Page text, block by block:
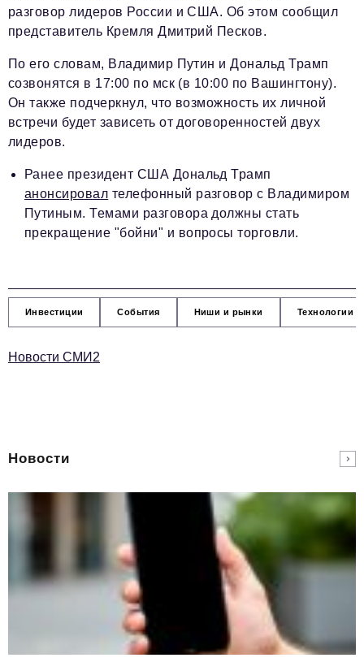
разговор лидеров России и США. Об этом сообщил
представитель Кремля Дмитрий Песков.
По его словам, Владимир Путин и Дональд Трамп
созвонятся в 17:00 по мск (в 10:00 по Вашингтону).
Он также подчеркнул, что возможность их личной
встречи будет зависеть от договоренностей двух
лидеров.
Ранее президент США Дональд Трамп
анонсировал телефонный разговор с Владимиром
Путиным. Темами разговора должны стать
прекращение "бойни" и вопросы торговли.
Инвестиции События Ниши и рынки Технологии
Новости СМИ2
Новости